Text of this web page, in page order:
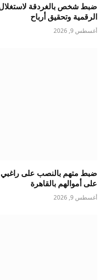
ضبط شخص بالغردقة لاستغلال
الرقمية وتحقيق أرباح
أغسطس 9, 2026
ضبط متهم بالنصب على راغبي
على أموالهم بالقاهرة
أغسطس 9, 2026